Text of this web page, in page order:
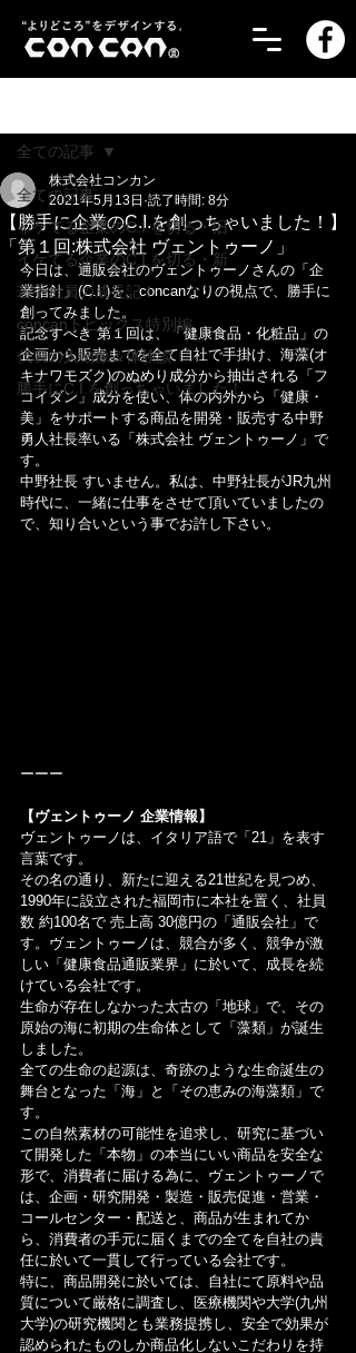
全ての記事
イケてる企業のC.I.を切る・旧
イケてる企業のC.I.を切る・新
若手社員の成長記！
concanトピックス特別編
代表の人物像＆体験談！
勝手にC.I.を創っちゃいました！
全ての記事
【勝手に企業のC.I.を創っちゃいました！】
「第１回:株式会社 ヴェントゥーノ」
株式会社コンカン
2021年5月13日 読了時間: 8分
今日は、通販会社のヴェントゥーノさんの「企
業指針」(C.I.)を、concanなりの視点で、勝手に
創ってみました。
記念すべき 第１回は、「健康食品・化粧品」の
企画から販売までを全て自社で手掛け、海藻(オ
キナワモズク)のぬめり成分から抽出される「フ
コイダン」成分を使い、体の内外から「健康・
美」をサポートする商品を開発・販売する中野
勇人社長率いる「株式会社 ヴェントゥーノ」で
す。
中野社長 すいません。私は、中野社長がJR九州
時代に、一緒に仕事をさせて頂いていましたの
で、知り合いという事でお許し下さい。
ーーー
【ヴェントゥーノ 企業情報】
ヴェントゥーノは、イタリア語で「21」を表す
言葉です。
その名の通り、新たに迎える21世紀を見つめ、
1990年に設立された福岡市に本社を置く、社員
数 約100名で 売上高 30億円の「通販会社」で
す。ヴェントゥーノは、競合が多く、競争が激
しい「健康食品通販業界」に於いて、成長を続
けている会社です。
生命が存在しなかった太古の「地球」で、その
原始の海に初期の生命体として「藻類」が誕生
しました。
全ての生命の起源は、奇跡のような生命誕生の
舞台となった「海」と「その恵みの海藻類」で
す。
この自然素材の可能性を追求し、研究に基づい
て開発した「本物」の本当にいい商品を安全な
形で、消費者に届ける為に、ヴェントゥーノで
は、企画・研究開発・製造・販売促進・営業・
コールセンター・配送と、商品が生まれてか
ら、消費者の手元に届くまでの全てを自社の責
任に於いて一貫して行っている会社です。
特に、商品開発に於いては、自社にて原料や品
質について厳格に調査し、医療機関や大学(九州
大学)の研究機関とも業務提携し、安全で効果が
認められたものしか商品化しないこだわりを持